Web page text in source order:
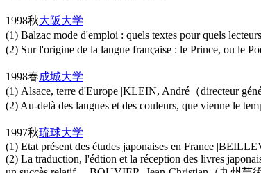
1998秋大阪大学
(1) Balzac mode d'emploi : quels textes pour quels
(2) Sur l'origine de la langue française : le Prince, ou le
1998春成城大学
(1) Alsace, terre d'Europe |KLEIN, André（directeur
(2) Au-delà des langues et des couleurs, que vienne le
1997秋琉球大学
(1) Etat présent des études japonaises en France
(2) La traduction, l'édtion et la réception des livres